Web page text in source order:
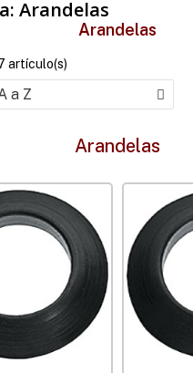
Arandelas
Arandelas
artículo(s)
Arandelas